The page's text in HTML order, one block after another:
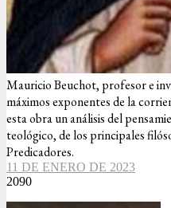
Mauricio Beuchot, profesor e
máximos exponentes de la
esta obra un análisis del
teológico, de los principales
Predicadores.
11 DE ENERO DE 2023
2090